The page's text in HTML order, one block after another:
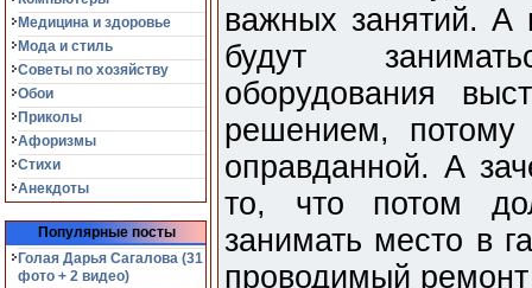
Медицина и здоровье
Мода и стиль
Советы по хозяйству
Обои
Приколы
Афоризмы
Стихи
Анекдоты
Популярные посты
Голая Дарья Сагалова (31
фото + 2 видео)
важных занятий. А
будут
оборудования
решением, потому
оправданной. А
то, что потом
занимать место в
проводимый